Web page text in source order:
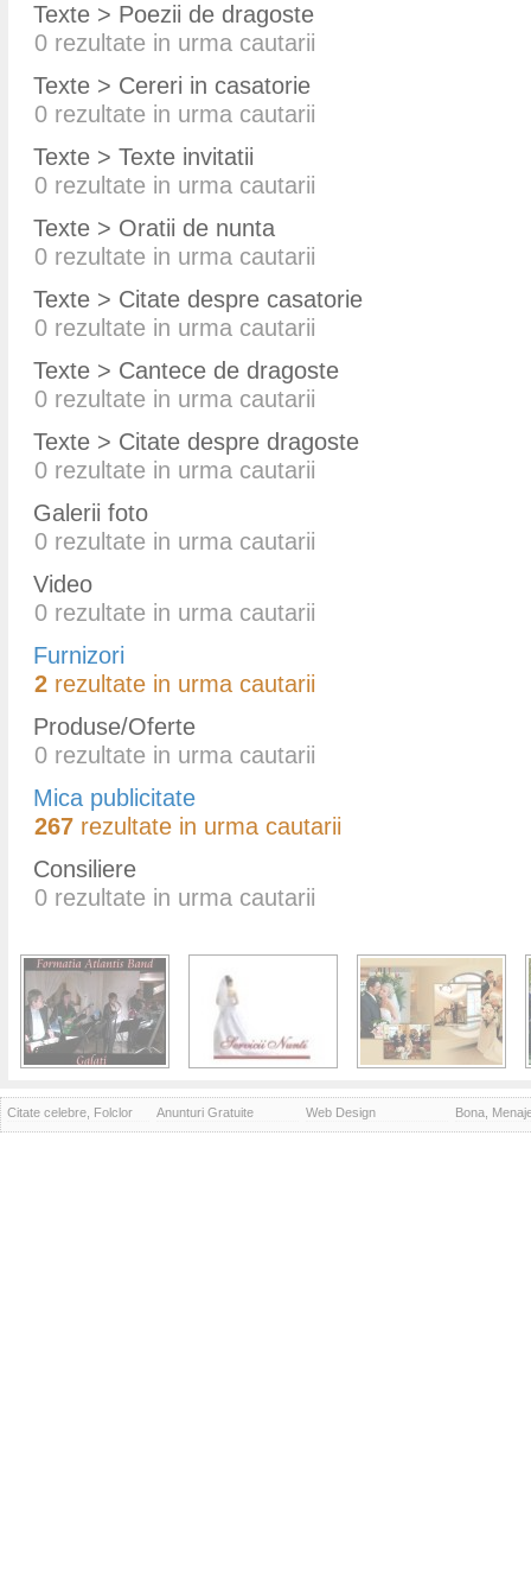
Texte > Poezii de dragoste
0 rezultate in urma cautarii
Texte > Cereri in casatorie
0 rezultate in urma cautarii
Texte > Texte invitatii
0 rezultate in urma cautarii
Texte > Oratii de nunta
0 rezultate in urma cautarii
Texte > Citate despre casatorie
0 rezultate in urma cautarii
Texte > Cantece de dragoste
0 rezultate in urma cautarii
Texte > Citate despre dragoste
0 rezultate in urma cautarii
Galerii foto
0 rezultate in urma cautarii
Video
0 rezultate in urma cautarii
Furnizori
2 rezultate in urma cautarii
Produse/Oferte
0 rezultate in urma cautarii
Mica publicitate
267 rezultate in urma cautarii
Consiliere
0 rezultate in urma cautarii
Citate celebre, Folclor Anunturi Gratuite Web Design Bona,